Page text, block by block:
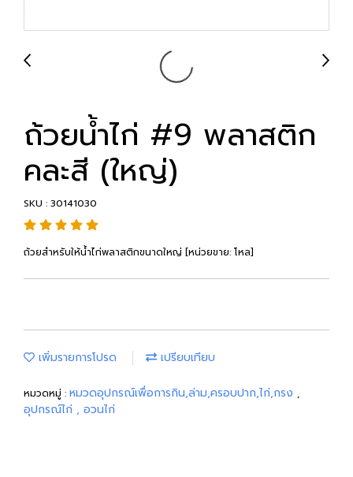
ถ้วยน้ำไก่ #9 พลาสติก
คละสี (ใหญ่)
SKU : 30141030
ถ้วยสำหรับให้น้ำไก่พลาสติกขนาดใหญ่ [หน่วยขาย: โหล]
เพิ่มรายการโปรด เปรียบเทียบ
หมวดหมู่ : หมวดอุปกรณ์เพื่อการกิน,ล่าม,ครอบปาก,ไก่,กรง ,
อุปกรณ์ไก่ , อวนไก่